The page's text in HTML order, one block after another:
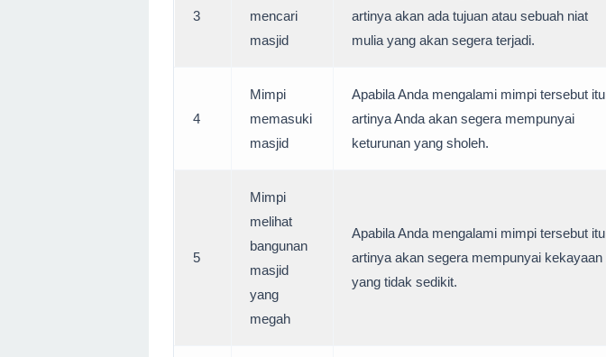
3
mencari
masjid
artinya akan ada tujuan atau sebuah niat
mulia yang akan segera terjadi.
4
Mimpi
memasuki
masjid
Apabila Anda mengalami mimpi tersebut itu
artinya Anda akan segera mempunyai
keturunan yang sholeh.
5
Mimpi
melihat
bangunan
masjid
yang
megah
Apabila Anda mengalami mimpi tersebut itu
artinya akan segera mempunyai kekayaan
yang tidak sedikit.